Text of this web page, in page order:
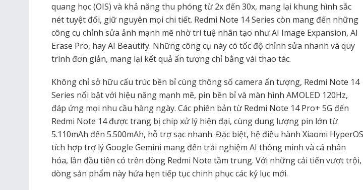
quang học (OIS) và khả năng thu phóng từ 2x đến 30x, mang lại khung hình sắc
nét tuyệt đối, giữ nguyên mọi chi tiết. Redmi Note 14 Series còn mang đến những
công cụ chỉnh sửa ảnh mạnh mẽ nhờ trí tuệ nhân tạo như AI Image Expansion, AI
Erase Pro, hay AI Beautify. Những công cụ này có tốc độ chỉnh sửa nhanh và quy
trình đơn giản, mang lại kết quả ấn tượng chỉ bằng vài thao tác.
Không chỉ sở hữu cấu trúc bền bỉ cùng thông số camera ấn tượng, Redmi Note 14
Series nổi bật với hiệu năng mạnh mẽ, pin bền bỉ và màn hình AMOLED 120Hz,
đáp ứng mọi nhu cầu hàng ngày. Các phiên bản từ Redmi Note 14 Pro+ 5G đến
Redmi Note 14 được trang bị chip xử lý hiện đại, cùng dung lượng pin lớn từ
5.110mAh đến 5.500mAh, hỗ trợ sạc nhanh. Đặc biệt, hệ điều hành Xiaomi HyperOS
tích hợp trợ lý Google Gemini mang đến trải nghiệm AI thông minh và cá nhân
hóa, lần đầu tiên có trên dòng Redmi Note tầm trung. Với những cải tiến vượt trội,
dòng sản phẩm này hứa hẹn tiếp tục chinh phục các kỷ lục mới.